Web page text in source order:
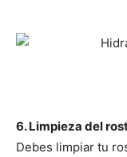
6. Limpieza del
Debes limpiar tu